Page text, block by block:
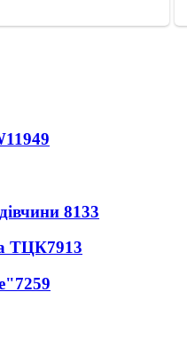
11949
8133
ТЦК7913
7259